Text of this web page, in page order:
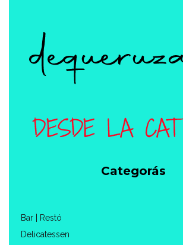
Categorás
Bar | Restó
Delicatessen